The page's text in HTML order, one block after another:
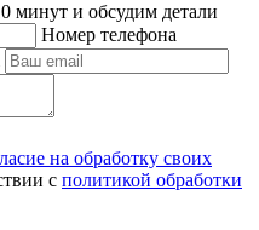
минут и обсудим детали
Номер телефона
на обработку своих
с политикой обработки